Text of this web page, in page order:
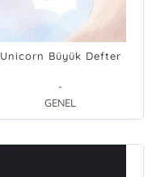
Unicorn Büyük Defter
-
GENEL